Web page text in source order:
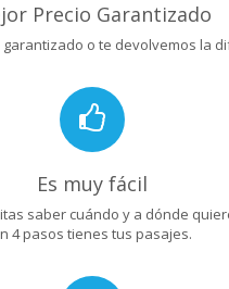
Precio Garantizado
garantizado o te devolvemos la
Es muy fácil
saber cuándo y a dónde
4 pasos tienes tus pasajes.